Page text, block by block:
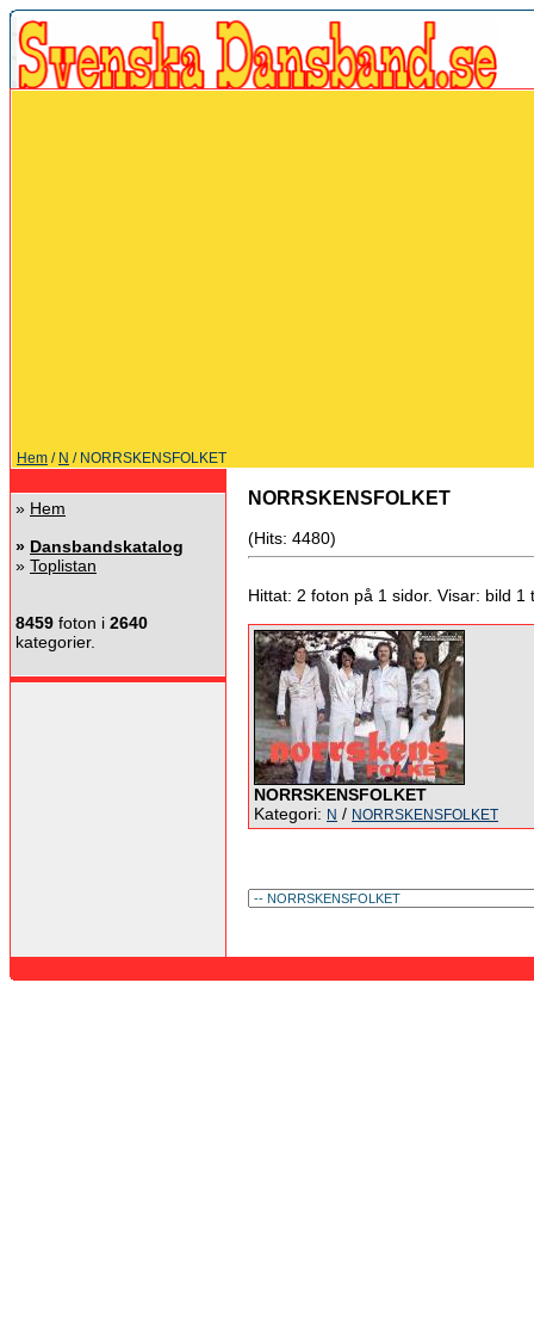
Hem / N / NORRSKENSFOLKET
» Hem
» Dansbandskatalog
» Toplistan
8459 foton i 2640
kategorier.
NORRSKENSFOLKET
(Hits: 4480)
Hittat: 2 foton på 1 sidor. Visar: bild 1
NORRSKENSFOLKET
Kategori: N / NORRSKENSFOLKET